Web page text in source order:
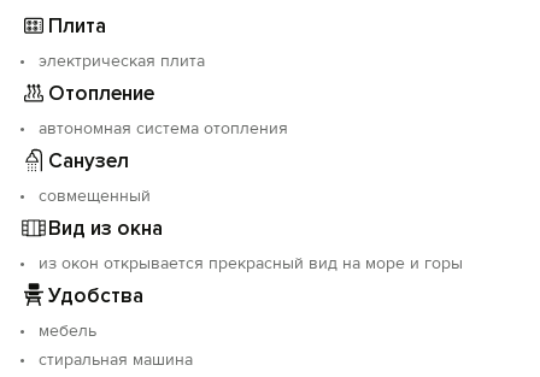
Плита
электрическая плита
Отопление
автономная система отопления
Санузел
совмещенный
Вид из окна
из окон открывается прекрасный вид на море и горы
Удобства
мебель
стиральная машина